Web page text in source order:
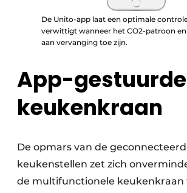
De Unito-app laat een optimale
verwittigt wanneer het CO2-patroon
aan vervanging toe zijn.
App-gestuurde
keukenkraan
De opmars van de
keukenstellen zet zich
de multifunctionele keukenkraan